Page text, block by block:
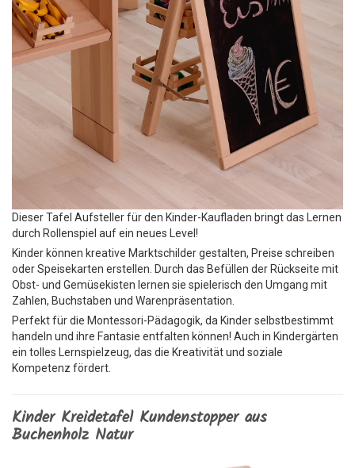
Dieser Tafel Aufsteller für den Kinder-Kaufladen bringt das Lernen
durch Rollenspiel auf ein neues Level!
Kinder können kreative Marktschilder gestalten, Preise schreiben
oder Speisekarten erstellen. Durch das Befüllen der Rückseite mit
Obst- und Gemüsekisten lernen sie spielerisch den Umgang mit
Zahlen, Buchstaben und Warenpräsentation.
Perfekt für die Montessori-Pädagogik, da Kinder selbstbestimmt
handeln und ihre Fantasie entfalten können! Auch in Kindergärten
ein tolles Lernspielzeug, das die Kreativität und soziale
Kompetenz fördert.
Kinder Kreidetafel Kundenstopper aus
Buchenholz Natur